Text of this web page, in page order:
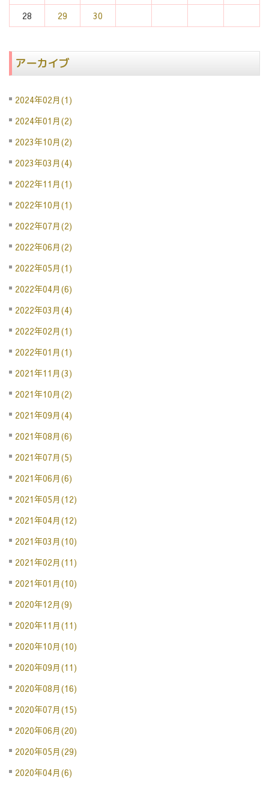
28
29 30
アーカイブ
2024年02月(1)
2024年01月(2)
2023年10月(2)
2023年03月(4)
2022年11月(1)
2022年10月(1)
2022年07月(2)
2022年06月(2)
2022年05月(1)
2022年04月(6)
2022年03月(4)
2022年02月(1)
2022年01月(1)
2021年11月(3)
2021年10月(2)
2021年09月(4)
2021年08月(6)
2021年07月(5)
2021年06月(6)
2021年05月(12)
2021年04月(12)
2021年03月(10)
2021年02月(11)
2021年01月(10)
2020年12月(9)
2020年11月(11)
2020年10月(10)
2020年09月(11)
2020年08月(16)
2020年07月(15)
2020年06月(20)
2020年05月(29)
2020年04月(6)